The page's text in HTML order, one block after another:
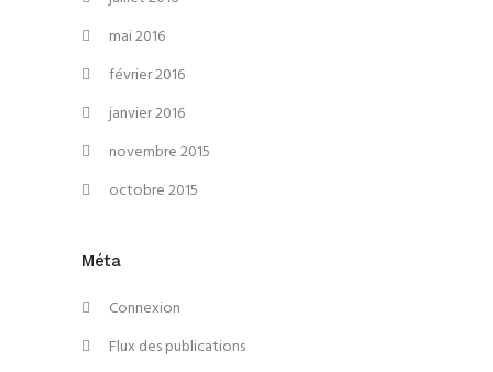
mai 2016
février 2016
janvier 2016
novembre 2015
octobre 2015
Méta
Connexion
Flux des publications